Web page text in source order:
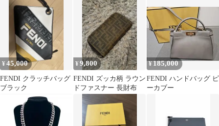
¥45,000
FENDI クラッチバッグ
ブラック
¥9,800
FENDI ズッカ柄 ラウン
ドファスナー 長財布
¥185,000
FENDI ハンドバッグ ピ
ーカブー